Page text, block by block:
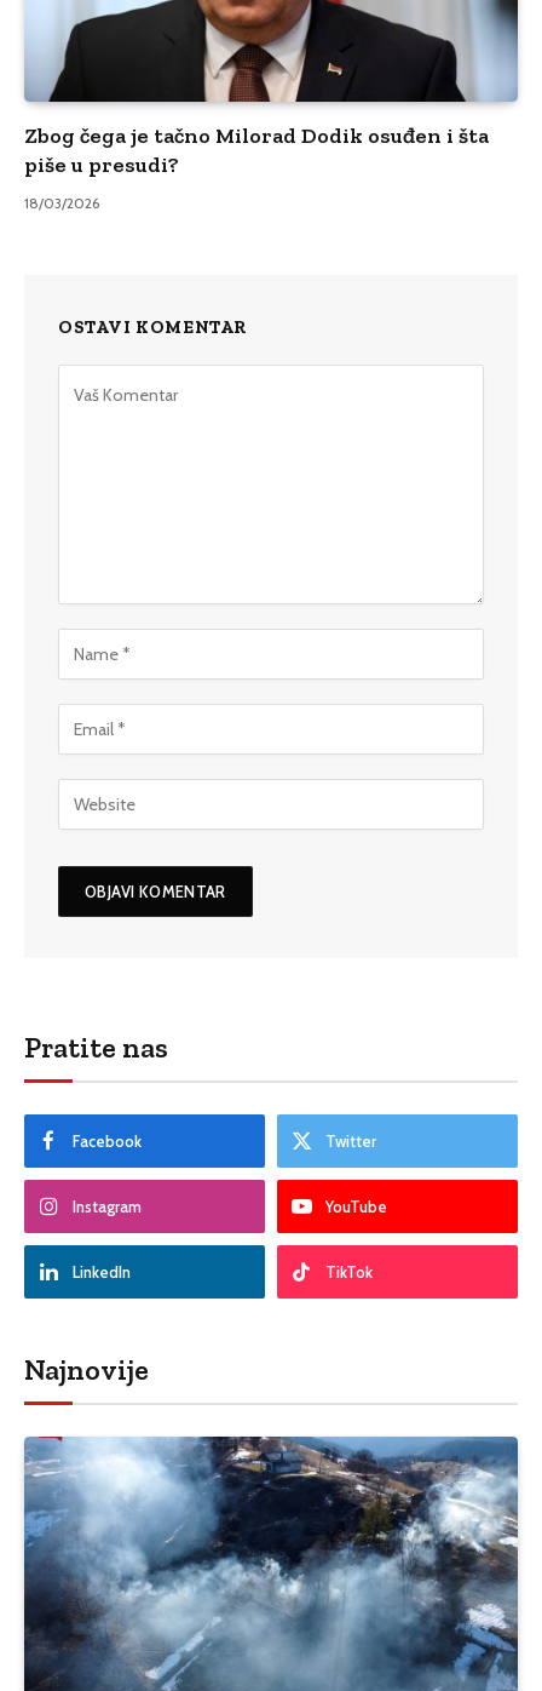
Zbog čega je tačno Milorad Dodik osuđen i šta
piše u presudi?
18/03/2026
OSTAVI KOMENTAR
Pratite nas
Facebook Twitter
Instagram YouTube
LinkedIn TikTok
Najnovije